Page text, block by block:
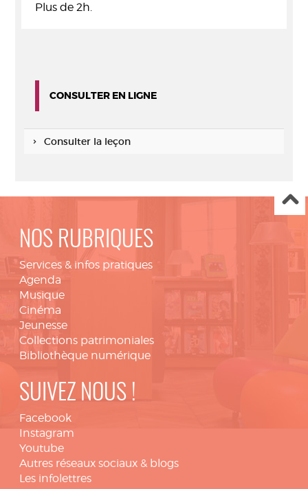
Plus de 2h.
CONSULTER EN LIGNE
Consulter la leçon
NOS RUBRIQUES
Services & infos pratiques
Agenda
Musique
Cinéma
Jeunesse
Collections patrimoniales
Bibliothèque numérique
SUIVEZ NOUS !
Facebook
Instagram
Youtube
Autres réseaux sociaux & blogs
Les infolettres